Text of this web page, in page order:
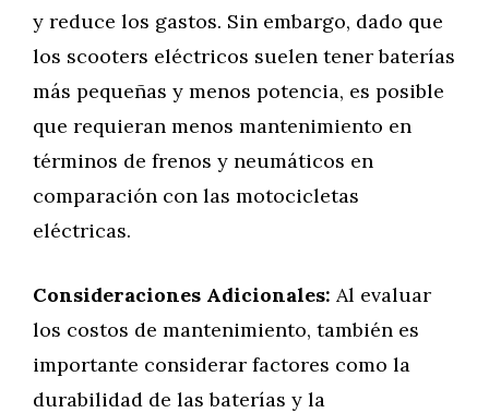
y reduce los gastos. Sin embargo, dado que
los scooters eléctricos suelen tener baterías
más pequeñas y menos potencia, es posible
que requieran menos mantenimiento en
términos de frenos y neumáticos en
comparación con las motocicletas
eléctricas.
Consideraciones Adicionales: Al evaluar
los costos de mantenimiento, también es
importante considerar factores como la
durabilidad de las baterías y la